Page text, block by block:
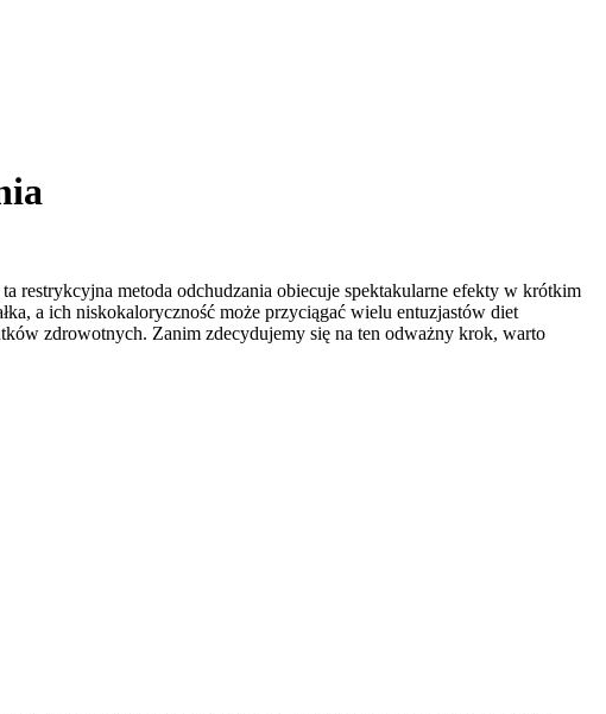
restrykcyjna metoda odchudzania obiecuje spektakularne efekty w krótkim
a ich niskokaloryczność może przyciągać wielu entuzjastów diet
zdrowotnych. Zanim zdecydujemy się na ten odważny krok, warto